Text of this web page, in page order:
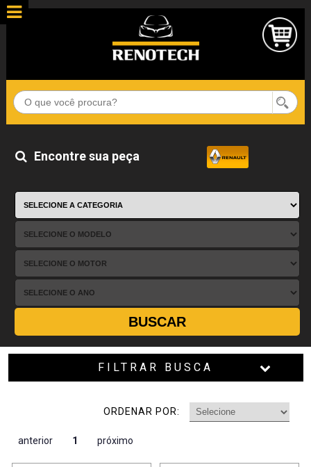
Encontre sua peça
BUSCAR
FILTRAR BUSCA
ORDENAR POR:
anterior 1 próximo